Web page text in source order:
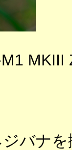
MKIII
バナ